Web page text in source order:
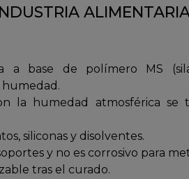
a base de polímero MS
la humedad atmosférica
siliconas y disolventes.
y no es corrosivo para
tras el curado.